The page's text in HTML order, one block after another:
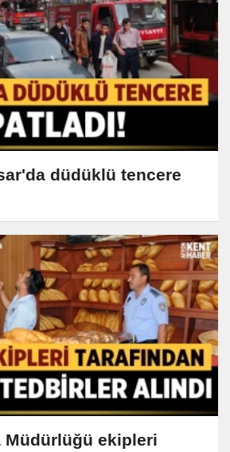
düdüklü tencere
Müdürlüğü ekipleri